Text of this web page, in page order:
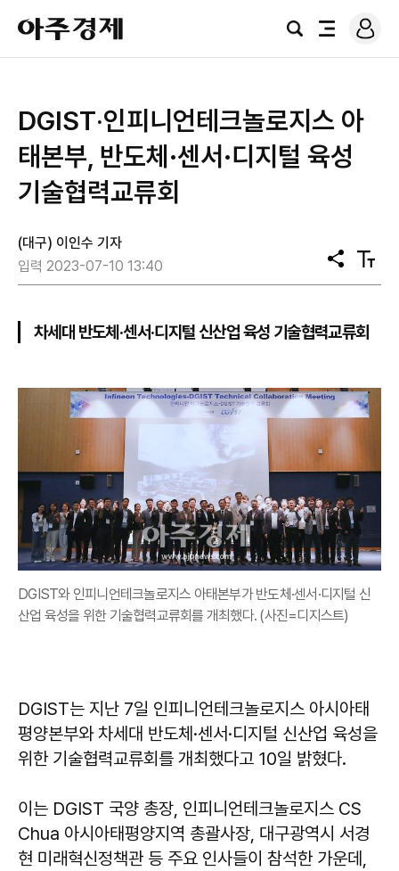
아
주
경
검
전
로
그
DGIST‧인피니언테크놀로지스 아
태본부, 반도체·센서·디지털 육성
기술협력교류회
(대구) 이인수 기자
입력 2023-07-10 13:40
공
유
텍
스
기
차세대 반도체·센서·디지털 신산업 육성 기술협력교류회
DGIST와 인피니언테크놀로지스 아태본부가 반도체·센서·디지털 신
산업 육성을 위한 기술협력교류회를 개최했다. (사진=디지스트)
DGIST는 지난 7일 인피니언테크놀로지스 아시아태
평양본부와 차세대 반도체·센서·디지털 신산업 육성을
위한 기술협력교류회를 개최했다고 10일 밝혔다.
이는 DGIST 국양 총장, 인피니언테크놀로지스 CS
Chua 아시아태평양지역 총괄사장, 대구광역시 서경
현 미래혁신정책관 등 주요 인사들이 참석한 가운데,